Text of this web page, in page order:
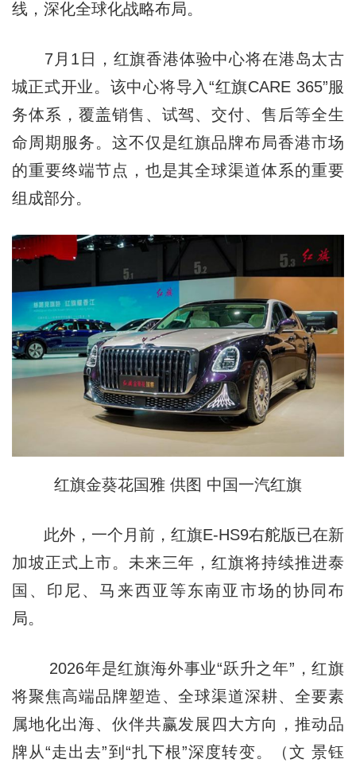
线，深化全球化战略布局。
7月1日，红旗香港体验中心将在港岛太古
城正式开业。该中心将导入“红旗CARE 365”服
务体系，覆盖销售、试驾、交付、售后等全生
命周期服务。这不仅是红旗品牌布局香港市场
的重要终端节点，也是其全球渠道体系的重要
组成部分。
红旗金葵花国雅 供图 中国一汽红旗
此外，一个月前，红旗E-HS9右舵版已在新
加坡正式上市。未来三年，红旗将持续推进泰
国、印尼、马来西亚等东南亚市场的协同布
局。
2026年是红旗海外事业“跃升之年”，红旗
将聚焦高端品牌塑造、全球渠道深耕、全要素
属地化出海、伙伴共赢发展四大方向，推动品
牌从“走出去”到“扎下根”深度转变。（文 景钰